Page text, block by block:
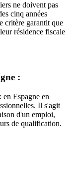
ne doivent pas
cinq années
critère garantit que
résidence fiscale
:
Espagne en
Il s'agit
d'un emploi,
de qualification.